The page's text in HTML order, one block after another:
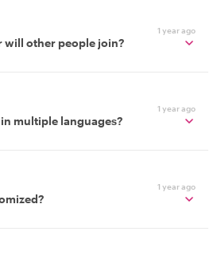
1 year ago
will other people join?
1 year ago
multiple languages?
1 year ago